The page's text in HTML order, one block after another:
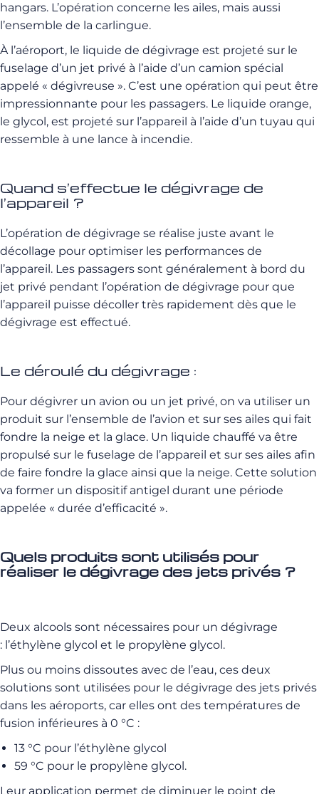
hangars. L’opération concerne les ailes, mais aussi
l’ensemble de la carlingue.
À l’aéroport, le liquide de dégivrage est projeté sur le
fuselage d’un jet privé à l’aide d’un camion spécial
appelé « dégivreuse ». C’est une opération qui peut être
impressionnante pour les passagers. Le liquide orange,
le glycol, est projeté sur l’appareil à l’aide d’un tuyau qui
ressemble à une lance à incendie.
Quand s’effectue le dégivrage de
l’appareil ?
L’opération de dégivrage se réalise juste avant le
décollage pour optimiser les performances de
l’appareil. Les passagers sont généralement à bord du
jet privé pendant l’opération de dégivrage pour que
l’appareil puisse décoller très rapidement dès que le
dégivrage est effectué.
Le déroulé du dégivrage :
Pour dégivrer un avion ou un jet privé, on va utiliser un
produit sur l’ensemble de l’avion et sur ses ailes qui fait
fondre la neige et la glace. Un liquide chauffé va être
propulsé sur le fuselage de l’appareil et sur ses ailes afin
de faire fondre la glace ainsi que la neige. Cette solution
va former un dispositif antigel durant une période
appelée « durée d’efficacité ».
Quels produits sont utilisés pour
réaliser le dégivrage des jets privés ?
Deux alcools sont nécessaires pour un dégivrage
: l’éthylène glycol et le propylène glycol.
Plus ou moins dissoutes avec de l’eau, ces deux
solutions sont utilisées pour le dégivrage des jets privés
dans les aéroports, car elles ont des températures de
fusion inférieures à 0 °C :
13 °C pour l’éthylène glycol
59 °C pour le propylène glycol.
Leur application permet de diminuer le point de